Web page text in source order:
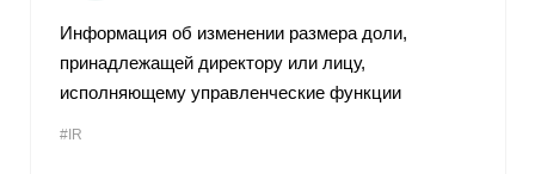
Информация об изменении размера доли,
принадлежащей директору или лицу,
исполняющему управленческие функции
#IR